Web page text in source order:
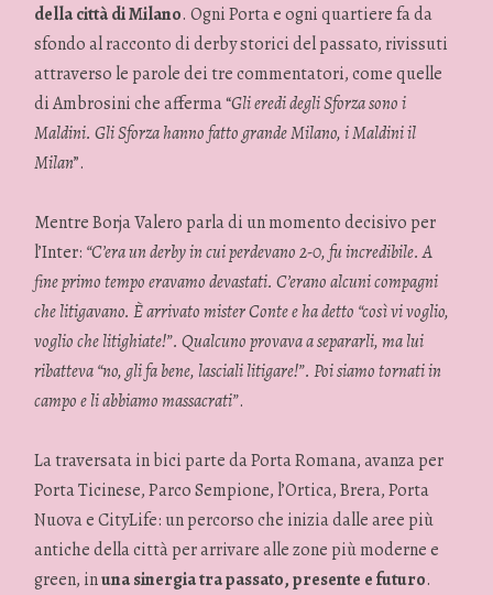
della città di Milano. Ogni Porta e ogni quartiere fa da
sfondo al racconto di derby storici del passato, rivissuti
attraverso le parole dei tre commentatori, come quelle
di Ambrosini che afferma “Gli eredi degli Sforza sono i
Maldini. Gli Sforza hanno fatto grande Milano, i Maldini il
Milan”.
Mentre Borja Valero parla di un momento decisivo per
l’Inter: “C’era un derby in cui perdevano 2-0, fu incredibile. A
fine primo tempo eravamo devastati. C’erano alcuni compagni
che litigavano. È arrivato mister Conte e ha detto “così vi voglio,
voglio che litighiate!”. Qualcuno provava a separarli, ma lui
ribatteva “no, gli fa bene, lasciali litigare!”. Poi siamo tornati in
campo e li abbiamo massacrati”.
La traversata in bici parte da Porta Romana, avanza per
Porta Ticinese, Parco Sempione, l’Ortica, Brera, Porta
Nuova e CityLife: un percorso che inizia dalle aree più
antiche della città per arrivare alle zone più moderne e
green, inuna sinergia tra passato, presente e futuro.